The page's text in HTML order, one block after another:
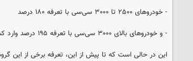
- خودروهای ۲۵۰۰ تا ۳۰۰۰ سی‌سی با تعرفه ۱۸۰ درصد
- و خودروهای بالای ۳۰۰۰ سی‌سی با تعرفه ۱۹۵ درصد وارد کشور خواهند شد.
این در حالی است که تا پیش از این، تعرفه برخی از این